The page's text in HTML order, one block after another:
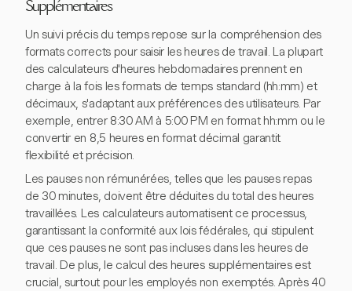
Supplémentaires
Un suivi précis du temps repose sur la compréhension des
formats corrects pour saisir les heures de travail. La plupart
des calculateurs d'heures hebdomadaires prennent en
charge à la fois les formats de temps standard (hh:mm) et
décimaux, s'adaptant aux préférences des utilisateurs. Par
exemple, entrer 8:30 AM à 5:00 PM en format hh:mm ou le
convertir en 8,5 heures en format décimal garantit
flexibilité et précision.
Les pauses non rémunérées, telles que les pauses repas
de 30 minutes, doivent être déduites du total des heures
travaillées. Les calculateurs automatisent ce processus,
garantissant la conformité aux lois fédérales, qui stipulent
que ces pauses ne sont pas incluses dans les heures de
travail. De plus, le calcul des heures supplémentaires est
crucial, surtout pour les employés non exemptés. Après 40